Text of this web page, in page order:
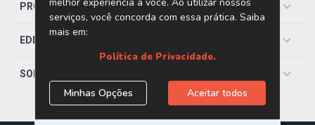
PRO SAÚDE
EDITORIAS
SOBRE O JOTA